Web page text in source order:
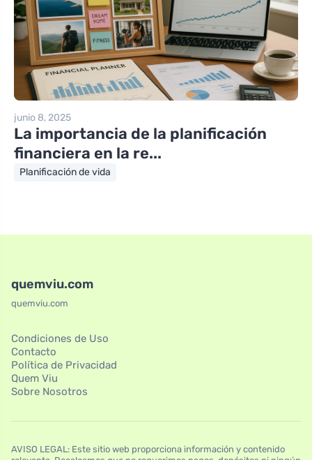
junio 8, 2025
La importancia de la planificación
financiera en la re...
Planificación de vida
quemviu.com
quemviu.com
Condiciones de Uso
Contacto
Política de Privacidad
Quem Viu
Sobre Nosotros
AVISO LEGAL: Este sitio web proporciona información y contenido